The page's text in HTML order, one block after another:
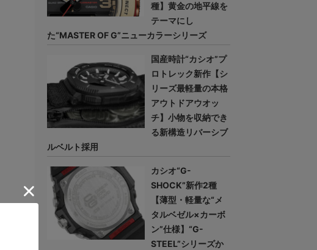
種】黄金の地平線を
テーマにし
た“MASTER OF G”ニューカラーシリーズ
国産時計“カシオ”プ
ロトレック新作【シ
リーズ最軽量の本格
アウトドアウオッ
チ】小物を収納でき
る新構造リバーシブ
ルベルト採用
カシオ“G-
SHOCK”新作2種
【薄型・軽量な“メ
タルベゼル×カーボ
ン”仕様】“G-
STEEL”シリーズか